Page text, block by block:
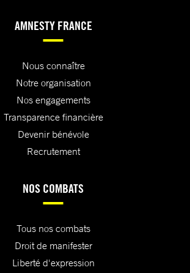
AMNESTY FRANCE
Nous connaître
Notre organisation
Nos engagements
Transparence financière
Devenir bénévole
Recrutement
NOS COMBATS
Tous nos combats
Droit de manifester
Liberté d'expression